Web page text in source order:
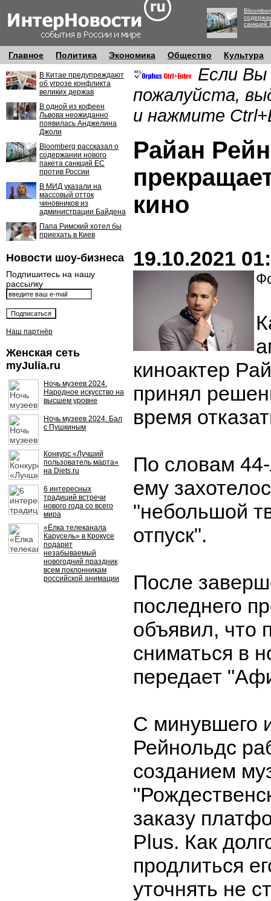
санкций
Главное Политика Экономика Общество Культура
В Китае предупреждают
об угрозе конфликта
великих держав
В одной из кофеен
Львова неожиданно
появилась Анджелина
Джоли
Bloomberg рассказал о
содержании нового
пакета санкций ЕС
против России
В МИД указали на
массовый отток
чиновников из
администрации Байдена
Папа Римский хотел бы
приехать в Киев
Новости шоу-бизнеса
Подпишитесь на нашу
рассылку
Наш партнёр
Женская сеть
myJulia.ru
Ночь музеев 2024.
Народное искусство на
высшем уровне
Ночь музеев 2024. Бал
с Пушкиным
Конкурс «Лучший
пользователь марта»
на Diets.ru
6 интересных
традиций встречи
нового года со всего
мира
«Ёлка телеканала
Карусель» в Крокусе
подарит
незабываемый
новогодний праздник
всем поклонникам
российской анимации
Если Вы
пожалуйста,
и нажмите
Райан
кино
19.10.2021
киноактер
принял
время
По словам 44-
ему
"небольшой
отпуск".
После
последнего
объявил, что
сниматься в
передает
С минувшего
Рейнольдс
созданием
заказу
Plus. Как
продлиться
уточнять не